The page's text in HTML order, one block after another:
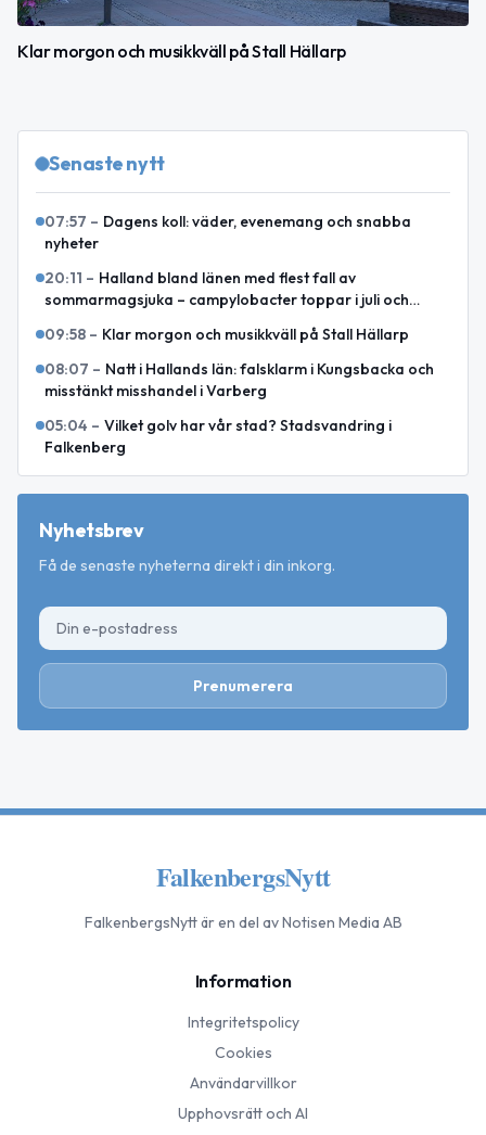
Klar morgon och musikkväll på Stall Hällarp
Senaste nytt
07:57 – Dagens koll: väder, evenemang och snabba
nyheter
20:11 – Halland bland länen med flest fall av
sommarmagsjuka – campylobacter toppar i juli och
09:58 – Klar morgon och musikkväll på Stall Hällarp
08:07 – Natt i Hallands län: falsklarm i Kungsbacka och
misstänkt misshandel i Varberg
05:04 – Vilket golv har vår stad? Stadsvandring i
Falkenberg
Nyhetsbrev
Få de senaste nyheterna direkt i din inkorg.
Prenumerera
FalkenbergsNytt
FalkenbergsNyttär en del av Notisen Media AB
Information
Integritetspolicy
Cookies
Användarvillkor
Upphovsrätt och AI